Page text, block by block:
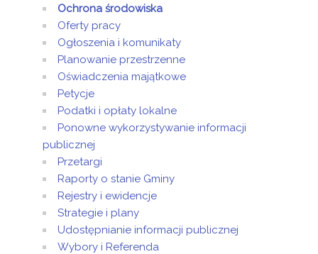
Ochrona środowiska
Oferty pracy
Ogłoszenia i komunikaty
Planowanie przestrzenne
Oświadczenia majątkowe
Petycje
Podatki i opłaty lokalne
Ponowne wykorzystywanie informacji
publicznej
Przetargi
Raporty o stanie Gminy
Rejestry i ewidencje
Strategie i plany
Udostępnianie informacji publicznej
Wybory i Referenda